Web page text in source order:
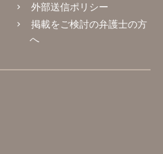
外部送信ポリシー
掲載をご検討の弁護士の方
へ